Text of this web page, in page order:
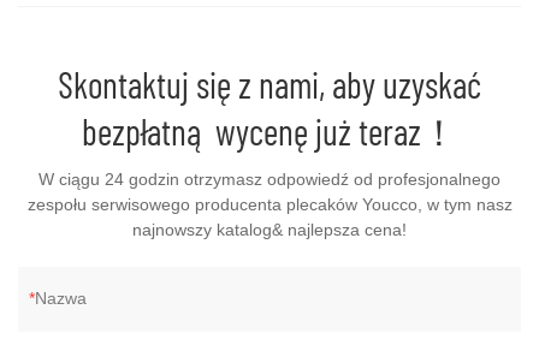
Skontaktuj się z nami, aby uzyskać
bezpłatną wycenę już teraz！
W ciągu 24 godzin otrzymasz odpowiedź od profesjonalnego
zespołu serwisowego producenta plecaków Youcco, w tym nasz
najnowszy katalog& najlepsza cena!
Nazwa